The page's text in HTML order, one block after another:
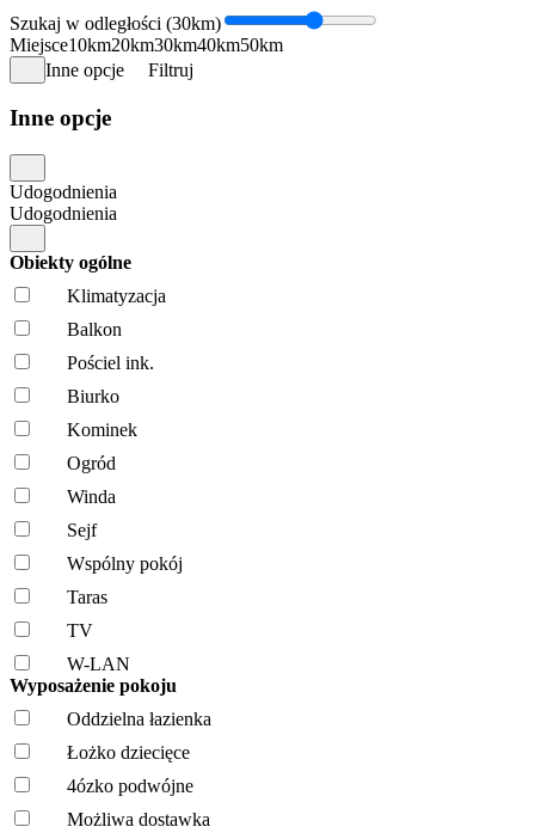
Szukaj w odległości (30km)
Miejsce10km20km30km40km50km
Inne opcje
Filtruj
Inne opcje
Udogodnienia
Udogodnienia
Obiekty ogólne
Klimatyzacja
Balkon
Pościel ink.
Biurko
Kominek
Ogród
Winda
Sejf
Wspólny pokój
Taras
TV
W-LAN
Wyposażenie pokoju
Oddzielna łazienka
Łożko dziecięce
4ózko podwójne
Możliwa dostawka